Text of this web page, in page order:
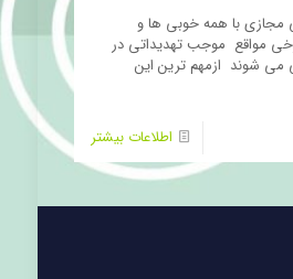
مجازی با همه خوبی ها و
مواقع موجب تهدیداتی در
می شوند ازمهم ترین این
اطلاعات بیشتر